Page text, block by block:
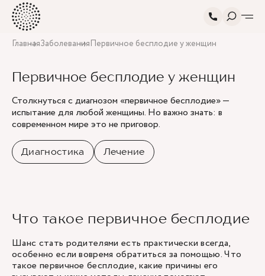
ГлавнаяЗаболеванияПервичное бесплодие у женщин
Первичное бесплодие у женщин
Столкнуться с диагнозом «первичное бесплодие» —
испытание для любой женщины. Но важно знать: в
современном мире это не приговор.
Диагностика Лечение
Что такое первичное бесплодие
Шанс стать родителями есть практически всегда,
особенно если вовремя обратиться за помощью. Что
такое первичное бесплодие, какие причины его